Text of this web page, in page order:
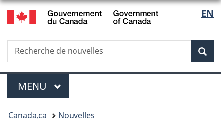
de
la
EN
Recherche
Recherche
de
Menu
MENU PRINCIPAL
Vous
Canada.ca Nouvelles